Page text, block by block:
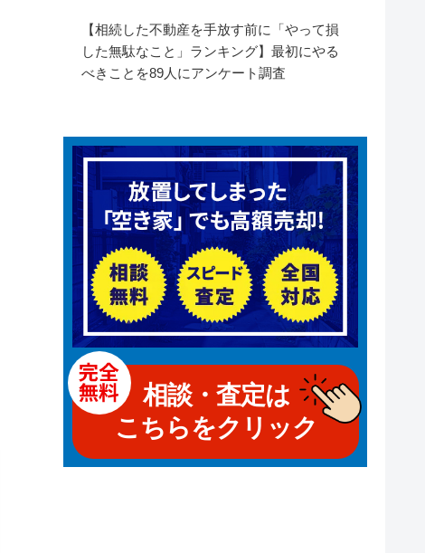
【相続した不動産を手放す前に「やって損
した無駄なこと」ランキング】最初にやる
べきことを89人にアンケート調査
相談・査定は
こちらをクリック